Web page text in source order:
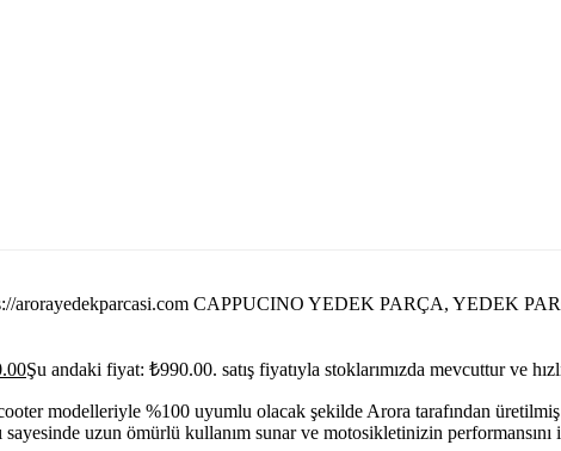
arorayedekparcasi.com CAPPUCINO YEDEK PARÇA, YEDEK
Şu andaki fiyat: ₺990.00. satış fiyatıyla stoklarımızda mevcuttur ve
modelleriyle %100 uyumlu olacak şekilde Arora tarafından
sayesinde uzun ömürlü kullanım sunar ve motosikletinizin